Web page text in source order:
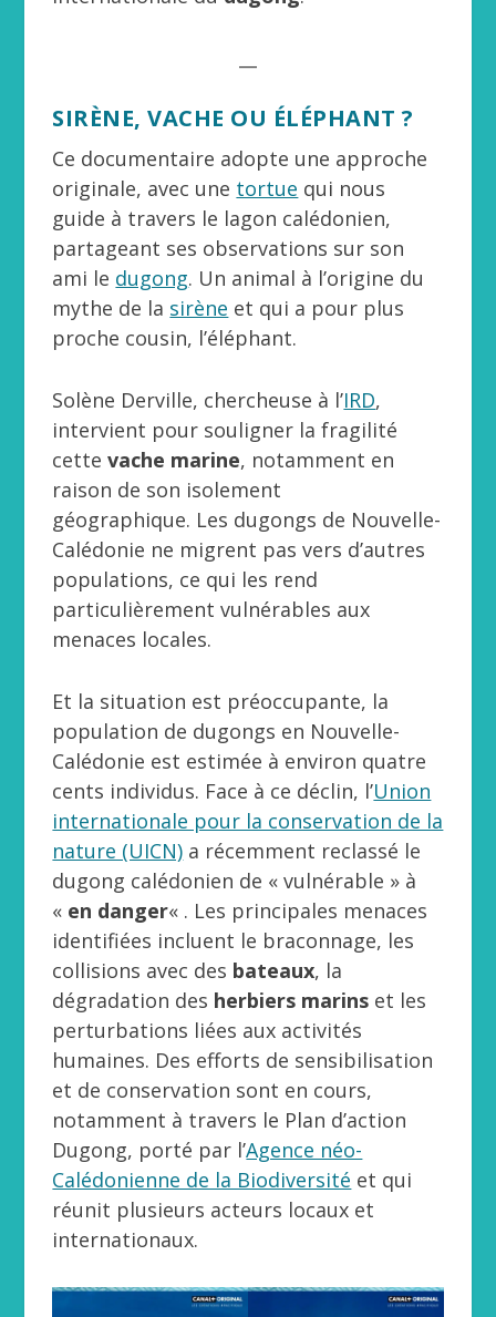
SIRÈNE, VACHE OU ÉLÉPHANT ?
Ce documentaire adopte une approche
originale, avec une tortue qui nous
guide à travers le lagon calédonien,
partageant ses observations sur son
ami le dugong. Un animal à l’origine du
mythe de la sirène et qui a pour plus
proche cousin, l’éléphant.
Solène Derville, chercheuse à l’IRD,
intervient pour souligner la fragilité
cettevache marine, notamment en
raison de son isolement
géographique. Les dugongs de Nouvelle-
Calédonie ne migrent pas vers d’autres
populations, ce qui les rend
particulièrement vulnérables aux
menaces locales.
Et la situation est préoccupante, la
population de dugongs en Nouvelle-
Calédonie est estimée à environ quatre
cents individus. Face à ce déclin, l’Union
internationale pour la conservation de la
nature (UICN) a récemment reclassé le
dugong calédonien de « vulnérable » à
« en danger« . Les principales menaces
identifiées incluent le braconnage, les
collisions avec des bateaux, la
dégradation des herbiers marins et les
perturbations liées aux activités
humaines. Des efforts de sensibilisation
et de conservation sont en cours,
notamment à travers le Plan d’action
Dugong, porté par l’Agence néo-
Calédonienne de la Biodiversité et qui
réunit plusieurs acteurs locaux et
internationaux.